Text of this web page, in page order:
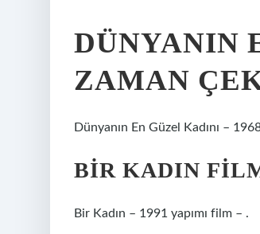
DÜNYANIN
ZAMAN
Dünyanın En Güzel Kadını –
BIR KADIN
Bir Kadın – 1991 yapımı film – .